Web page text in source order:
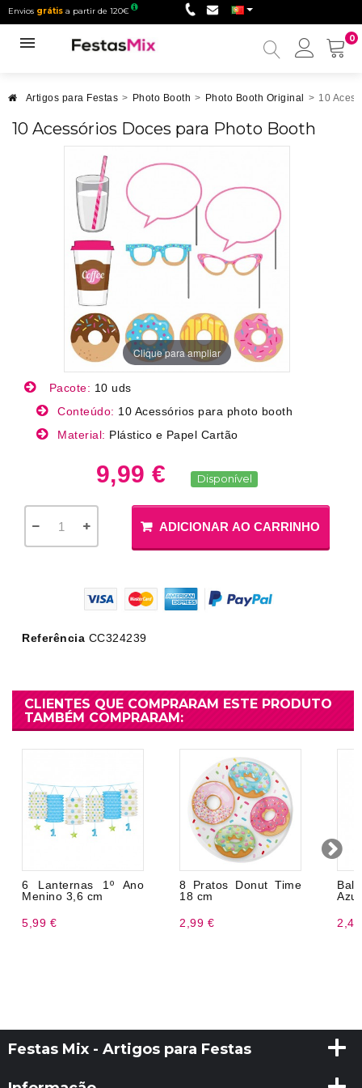
Envios grátis a partir de 120€
0
Minha
Artigos para Festas > Photo Booth > Photo Booth Original > 10
10 Acessórios Doces para Photo Booth
Clique para ampliar
Pacote: 10 uds
Conteúdo: 10 Acessórios para photo booth
Material: Plástico e Papel Cartão
9,99 € Disponível
ADICIONAR AO CARRINHO
Referência CC324239
CLIENTES QUE COMPRARAM ESTE PRODUTO
TAMBÉM COMPRARAM:
6 Lanternas 1º Ano
Menino 3,6 cm
5,99 €
8 Pratos Donut Time
18 cm
2,99 €
Festas Mix - Artigos para Festas